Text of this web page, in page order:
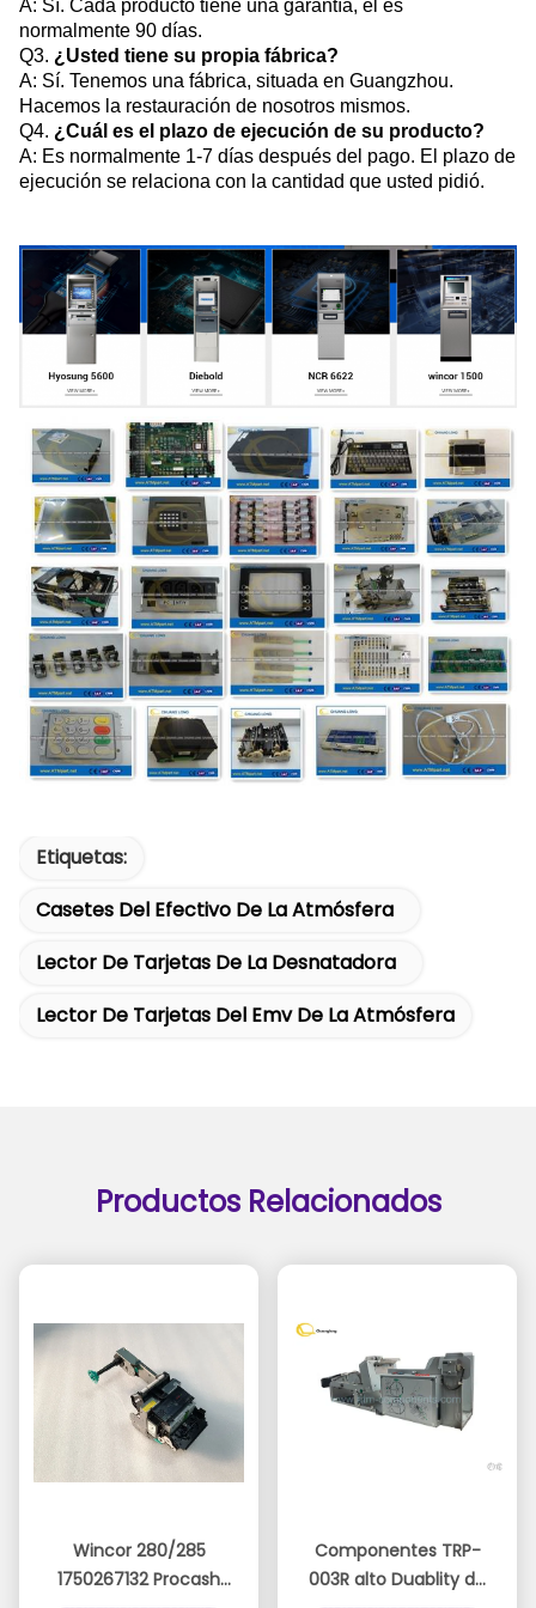
A: Sí. Cada producto tiene una garantía, él es
normalmente 90 días.
Q3. ¿Usted tiene su propia fábrica?
A: Sí. Tenemos una fábrica, situada en Guangzhou.
Hacemos la restauración de nosotros mismos.
Q4. ¿Cuál es el plazo de ejecución de su producto?
A: Es normalmente 1-7 días después del pago. El plazo de
ejecución se relaciona con la cantidad que usted pidió.
Etiquetas:
Casetes Del Efectivo De La Atmósfera
Lector De Tarjetas De La Desnatadora
Lector De Tarjetas Del Emv De La Atmósfera
Productos Relacionados
Wincor 280/285
1750267132 Procash
Componentes TRP-
003R alto Duablity de